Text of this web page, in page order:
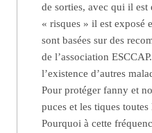
de sorties, avec qui il
« risques » il est exposé
sont basées sur des
de l’association
l’existence d’autres
Pour protéger fanny et
puces et les tiques toutes
Pourquoi à cette